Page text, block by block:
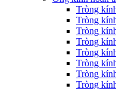
Tròng
Tròng
Tròng
Tròng
Tròng
Tròng
Tròng
Tròng